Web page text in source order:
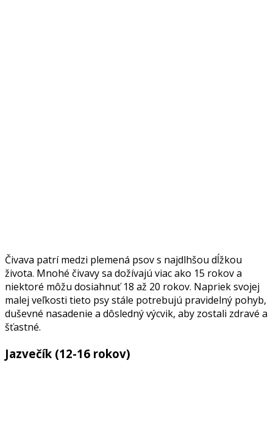
Čivava patrí medzi plemená psov s najdlhšou dĺžkou
života. Mnohé čivavy sa dožívajú viac ako 15 rokov a
niektoré môžu dosiahnuť 18 až 20 rokov. Napriek svojej
malej veľkosti tieto psy stále potrebujú pravidelný pohyb,
duševné nasadenie a dôsledný výcvik, aby zostali zdravé a
šťastné.
Jazvečík (12-16 rokov)